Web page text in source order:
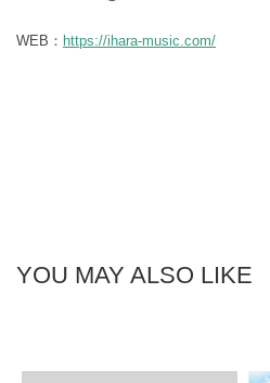
WEB： https://ihara-music.com/
YOU MAY ALSO LIKE